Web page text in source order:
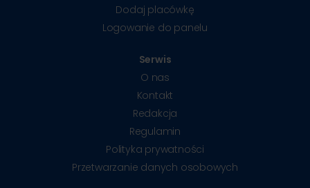
Dodaj placówkę
Logowanie do panelu
Serwis
O nas
Kontakt
Redakcja
Regulamin
Polityka prywatności
Przetwarzanie danych osobowych